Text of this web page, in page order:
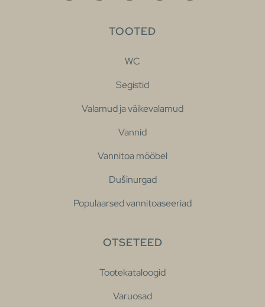
TOOTED
WC
Segistid
Valamud ja väikevalamud
Vannid
Vannitoa mööbel
Dušinurgad
Populaarsed vannitoaseeriad
OTSETEED
Tootekataloogid
Varuosad